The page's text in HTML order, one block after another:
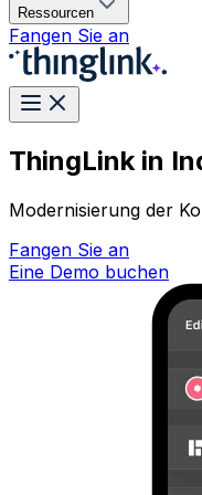
Ressourcen
Fangen Sie an
ThingLink in
Modernisierung der
Fangen Sie an
Eine Demo buchen